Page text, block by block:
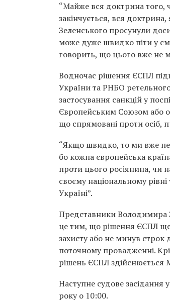
“Майже вся доктрина того,
закінчується, вся доктрина,
Зеленського просунули
може дуже швидко піти у
говорить, що цього вже не
Водночас рішення ЄСПЛ
України та РНБО
застосування санкцій у
Європейським Союзом або
що спрямовані проти осіб,
“Якщо швидко, то ми вже
бо кожна європейська
проти цього росіянина, чи
своєму національному
Україні”.
Представники Володимира
це тим, що рішення ЄСПЛ ще
захисту або не минув
поточному провадженні.
рішень ЄСПЛ здійснюється
Наступне судове засідання
року о 10:00.